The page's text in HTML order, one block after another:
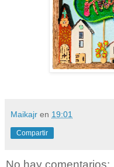
Maikajr en 19:01
Compartir
No hay comentarios: